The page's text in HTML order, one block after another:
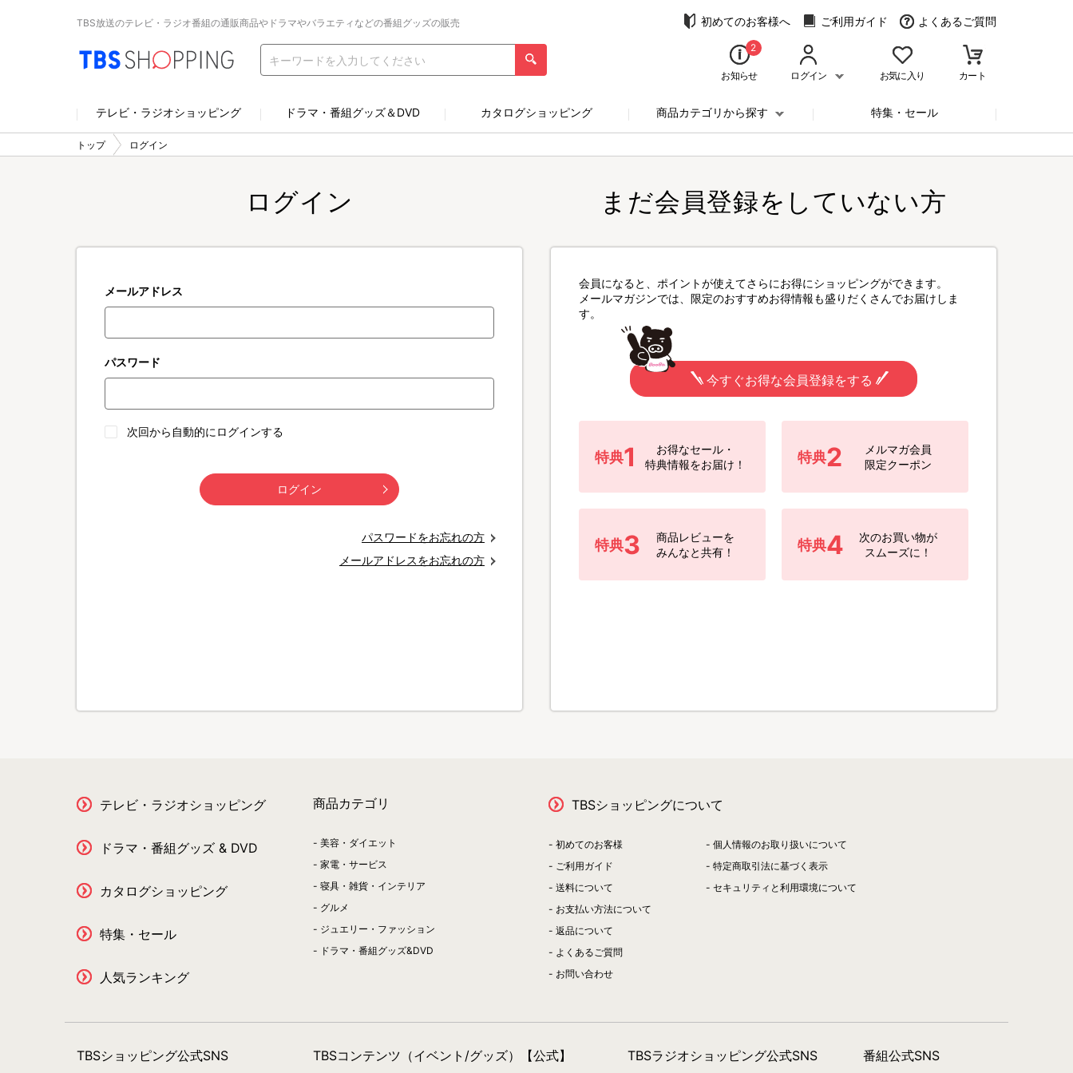
TBS放送のテレビ・ラジオ番組の通販商品やドラマやバラエティなどの番組グッズの販売 初めてのお客様へ ご利用ガイド よくあるご質問
2
お知らせ ログイン お気に入り カート
テレビ・ラジオショッピング ドラマ・番組グッズ＆DVD カタログショッピング 商品カテゴリから探す 特集・セール
トップ ログイン
ログイン
メールアドレス
パスワード
次回から自動的にログインする
ログイン
パスワードをお忘れの方
メールアドレスをお忘れの方
まだ会員登録をしていない方
会員になると、ポイントが使えてさらにお得にショッピングができます。
メールマガジンでは、限定のおすすめお得情報も盛りだくさんでお届けしま
す。
今すぐお得な会員登録をする
特典1
お得なセール・
特典情報をお届け！
特典2
メルマガ会員
限定クーポン
特典3
商品レビューを
みんなと共有！
特典4
次のお買い物が
スムーズに！
テレビ・ラジオショッピング
ドラマ・番組グッズ & DVD
カタログショッピング
特集・セール
人気ランキング
商品カテゴリ
美容・ダイエット
家電・サービス
寝具・雑貨・インテリア
グルメ
ジュエリー・ファッション
ドラマ・番組グッズ&DVD
TBSショッピングについて
初めてのお客様
ご利用ガイド
送料について
お支払い方法について
返品について
よくあるご質問
お問い合わせ
個人情報のお取り扱いについて
特定商取引法に基づく表示
セキュリティと利用環境について
TBSショッピング公式SNS TBSコンテンツ（イベント/グッズ）【公式】 TBSラジオショッピング公式SNS 番組公式SNS